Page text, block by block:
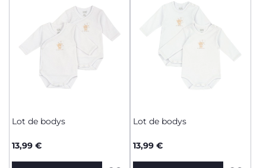
Lot de bodys
13,99 €
Lot de bodys
13,99 €